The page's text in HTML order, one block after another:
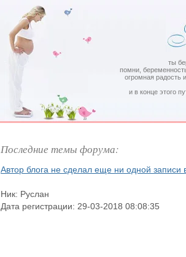
ты
помни,
огромная
и в конце этого
Последние темы форума:
Автор блога не сделал еще ни одной записи
Ник: Руслан
Дата регистрации: 29-03-2018 08:08:35